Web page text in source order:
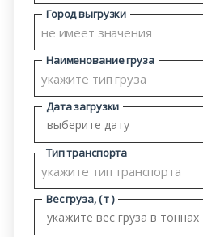
Город выгрузки
не имеет значения
Наименование груза
укажите тип груза
Дата загрузки
Тип транспорта
укажите тип транспорта
Вес груза, ( т )